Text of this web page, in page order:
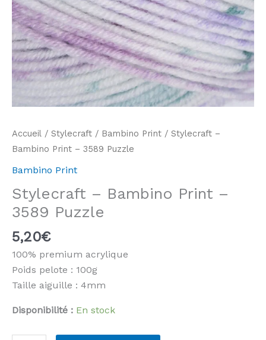
Accueil / Stylecraft / Bambino Print / Stylecraft –
Bambino Print – 3589 Puzzle
Bambino Print
Stylecraft – Bambino Print –
3589 Puzzle
5,20€
100% premium acrylique
Poids pelote : 100g
Taille aiguille : 4mm
Disponibilité : En stock